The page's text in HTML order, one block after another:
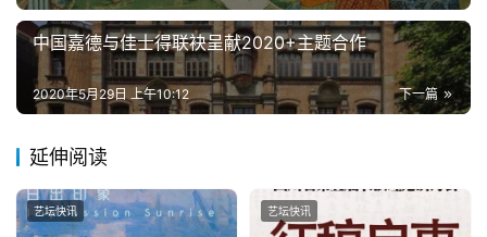
中国嘉德与佳士得联袂呈献2020+主题合作
下一篇
2020年5月29日 上午10:12
延伸阅读
艺坛快讯 艺坛快讯